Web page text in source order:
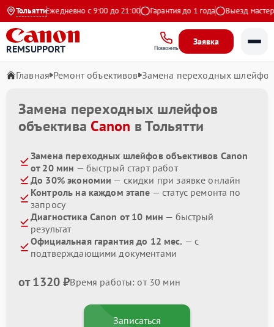
ТольяттиЕжедневно с 9:00 до 21:00 Гарантия до 1 года Выезд мастера
REMSUPPORT Позвонить
Заявка
Главная Ремонт объективов Замена переходных шлейфов
Замена переходных шлейфов
объектива Canon в Тольятти
Замена переходных шлейфов объективов Canon
от 20 мин — быстрый старт работ
До 30% экономии — скидки при заявке онлайн
Контроль на каждом этапе — статус ремонта по
запросу
Диагностика Canon от 10 мин — быстрый
результат
Официальная гарантия до 12 мес. — с
подтверждающими документами
от 1320 ₽Время работы: от 30 мин
Записаться